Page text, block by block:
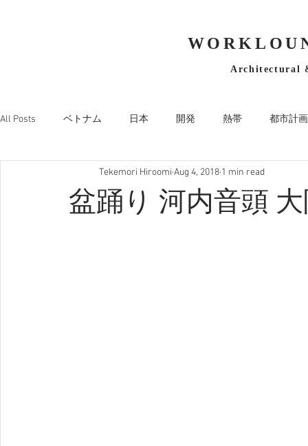
Architectural
All Posts ベトナム 日本 開発 熱帯 都市計画
盆踊り 河内音頭
Tekemori Hiroomi Aug 4, 2018 1 min read